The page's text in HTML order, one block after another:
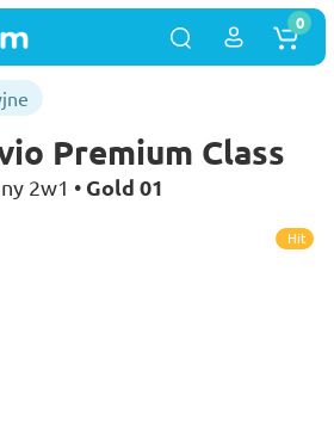
0
Premium Class
2w1 • Gold 01
Hit